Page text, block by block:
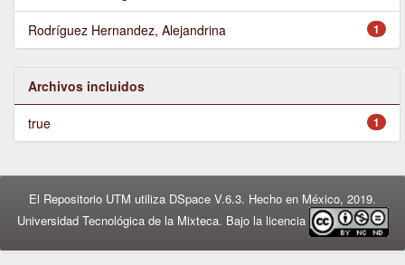
1
Rodríguez Hernandez, Alejandrina
Archivos incluidos
1
true
El Repositorio UTM utiliza DSpace V.6.3. Hecho en México, 2019.
Universidad Tecnológica de la Mixteca. Bajo la licencia